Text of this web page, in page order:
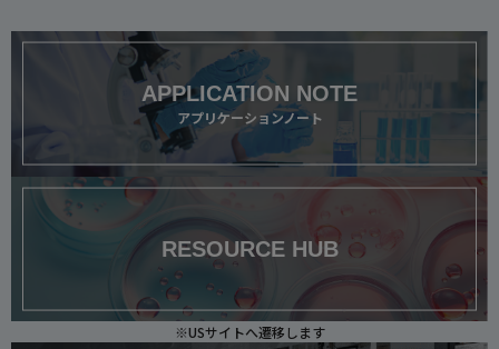
APPLICATION NOTE
アプリケーションノート
RESOURCE HUB
※USサイトへ遷移します